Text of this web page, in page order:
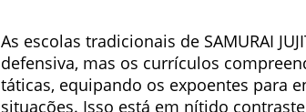
As escolas tradicionais de SAMURAI
defensiva, mas os currículos
táticas, equipando os expoentes para
situações. Isso está em nítido